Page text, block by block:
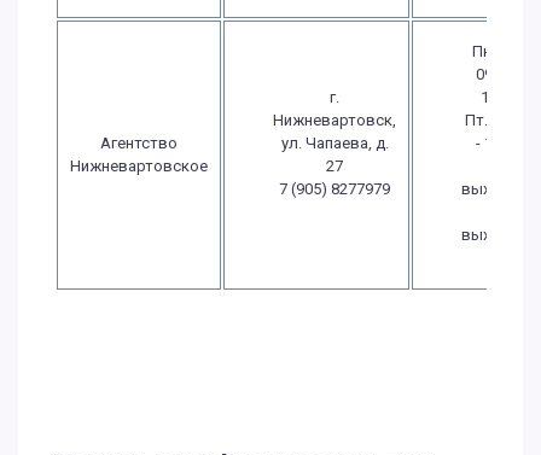
Агентство
Нижневартовское
г.
Нижневартовск,
ул. Чапаева, д.
27
7 (905) 8277979
Пн.-Чт.:
09:00 -
18:00
Пт.: 09:00
- 18:00
выходной
выходной